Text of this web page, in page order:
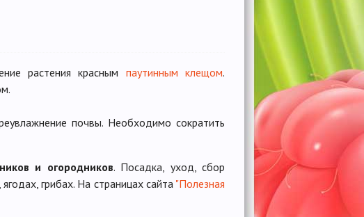
растения красным паутинным клещом.
почвы. Необходимо сократить
и огородников. Посадка, уход, сбор
грибах. На страницах сайта "Полезная